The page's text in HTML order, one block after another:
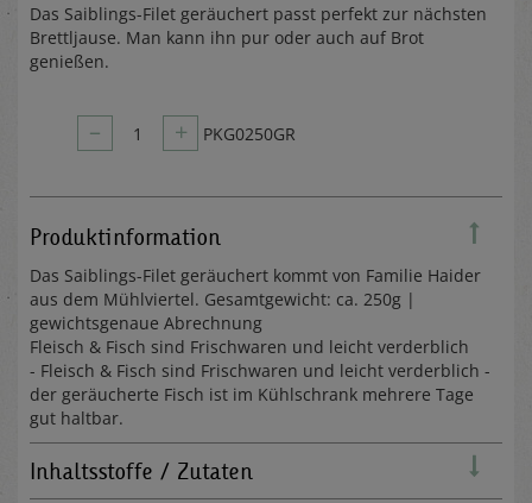
Das Saiblings-Filet geräuchert passt perfekt zur nächsten
Brettljause. Man kann ihn pur oder auch auf Brot
genießen.
– 1 + PKG0250GR
Produktinformation
Das Saiblings-Filet geräuchert kommt von Familie Haider
aus dem Mühlviertel. Gesamtgewicht: ca. 250g |
gewichtsgenaue Abrechnung
Fleisch & Fisch sind Frischwaren und leicht verderblich
- Fleisch & Fisch sind Frischwaren und leicht verderblich -
der geräucherte Fisch ist im Kühlschrank mehrere Tage
gut haltbar.
Inhaltsstoffe / Zutaten